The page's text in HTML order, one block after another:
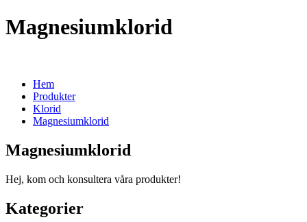
Magnesiumklorid
Hem
Produkter
Klorid
Magnesiumklorid
Magnesiumklorid
Hej, kom och konsultera våra produkter!
Kategorier